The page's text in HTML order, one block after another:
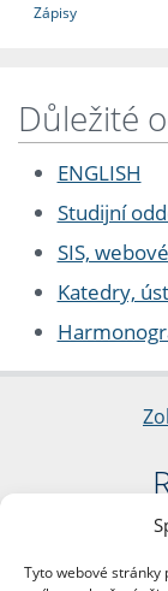
Tyto webové stránky
Zápisy
Důležité
ENGLISH
Studijní
SIS,
Katedry,